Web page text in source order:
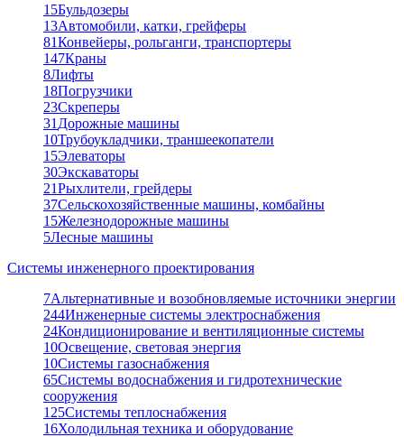
15Бульдозеры
13Автомобили, катки, грейферы
81Конвейеры, рольганги, транспортеры
147Краны
8Лифты
18Погрузчики
23Скреперы
31 Дорожные машины
10Трубоукладчики, траншеекопатели
15Элеваторы
30Экскаваторы
21Рыхлители, грейдеры
37Сельскохозяйственные машины, комбайны
15Железнодорожные машины
5Лесные машины
Системы инженерного проектирования
7Альтернативные и возобновляемые источники энергии
244Инженерные системы электроснабжения
24Кондиционирование и вентиляционные системы
10Освещение, световая энергия
10Системы газоснабжения
65Системы водоснабжения и гидротехнические
сооружения
125Системы теплоснабжения
16Холодильная техника и оборудование